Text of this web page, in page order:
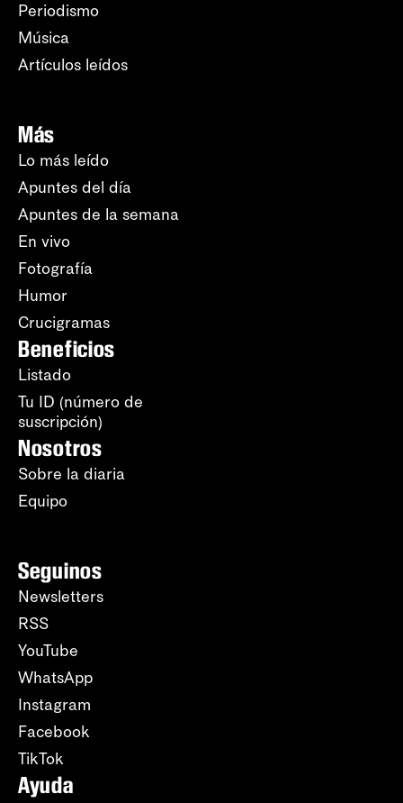
Periodismo
Música
Artículos leídos
Más
Lo más leído
Apuntes del día
Apuntes de la semana
En vivo
Fotografía
Humor
Crucigramas
Beneficios
Listado
Tu ID (número de
suscripción)
Nosotros
Sobre la diaria
Equipo
Seguinos
Newsletters
RSS
YouTube
WhatsApp
Instagram
Facebook
TikTok
Ayuda